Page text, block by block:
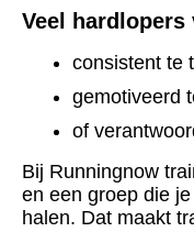
Veel
consistent te
gemotiveerd
of
Bij Runningnow
en een groep die
halen. Dat maakt